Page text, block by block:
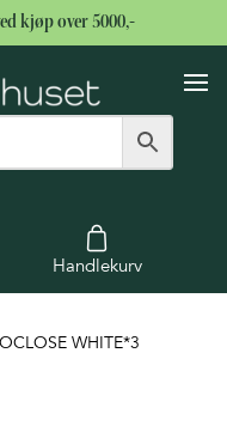
kjøp over 5000,-
Handlekurv
WHITE*3